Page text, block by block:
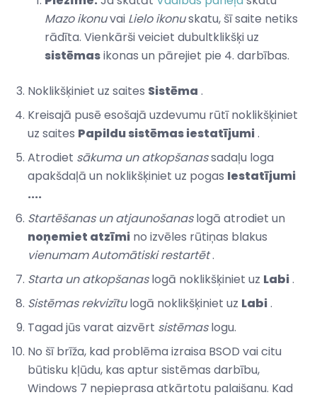
Mazo ikonuvai Lielo ikonuskatu, šī saite netiks
rādīta. Vienkārši veiciet dubultklikšķi uz
sistēmasikonas un pārejiet pie 4. darbības.
Noklikšķiniet uz saites Sistēma .
Kreisajā pusē esošajā uzdevumu rūtī noklikšķiniet
uz saites Papildu sistēmas iestatījumi.
Atrodiet sākuma un atkopšanassadaļu loga
apakšdaļā un noklikšķiniet uz pogas Iestatījumi
....
Startēšanas un atjaunošanaslogā atrodiet un
noņemiet atzīmi no izvēles rūtiņas blakus
vienumam Automātiski restartēt.
Starta un atkopšanaslogā noklikšķiniet uz Labi.
Sistēmas rekvizītulogā noklikšķiniet uz Labi.
Tagad jūs varat aizvērt sistēmaslogu.
No šī brīža, kad problēma izraisa BSOD vai citu
būtisku kļūdu, kas aptur sistēmas darbību,
Windows 7 nepieprasa atkārtotu palaišanu. Kad